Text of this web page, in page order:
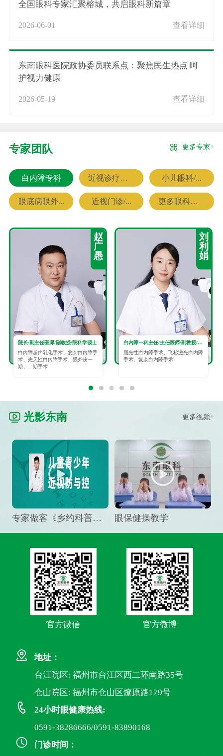
全国眼科专家汇聚榕城，共启眼科新篇章
2026-06-01 查看详细
东南眼科医院政协委员联系点：聚焦民生热点 呵
护视力健康
2026-05-19 查看详细
专家团队 更多专家+
白内障专科 近视诊疗专科 小儿眼科/...
眼底病眼外... 近视门诊/... 更多眼科专家
赵
广
愚
院长/副主任医师/副教授/眼科学硕士
白内障超声乳化手术、复杂白内障手
术、先天性白内障手术、眼外伤一
期、二期手术
刘
利
娟
白内障一科主任/主任医师/副教授/眼科学硕士
屈光性白内障手术、飞秒激光白内障
手术、复杂白内障手术
光影东南 更多视频+
专家做客《乡约科普》栏目，预防孩子近视竟然这么“简单” 眼保健操教学
官方微信 官方微博
地址：
台江院区: 福州市台江区西二环南路35号
仓山院区: 福州市仓山区燎原路179号
24小时眼健康热线:
0591-38286666/0591-83890168
门诊时间：